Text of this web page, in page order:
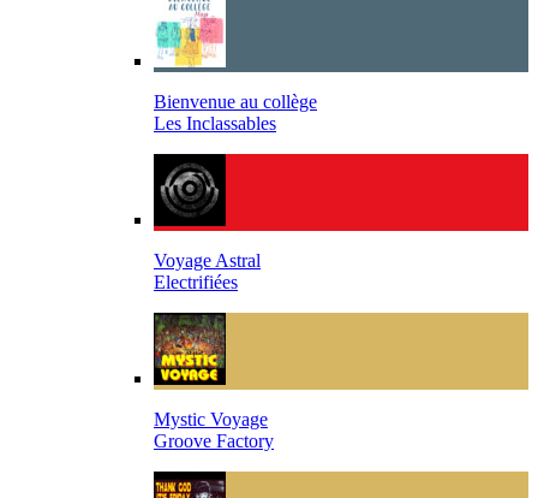
Bienvenue au collège
Les Inclassables
Voyage Astral
Electrifiées
Mystic Voyage
Groove Factory